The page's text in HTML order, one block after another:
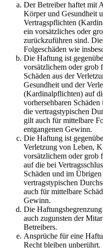
Der Betreiber haftet mit
Körper und Gesundheit
Vertragspflichten
ein vorsätzliches oder
zurückzuführen sind.
Folgeschäden wie
Die Haftung ist
vorsätzlichem oder grob
Schäden aus der
Gesundheit und der
(Kardinalpflichten) auf
vorhersehbaren
die vertragstypischen
gilt auch für mittelbare
entgangenen Gewinn.
Die Haftung ist
Verletzung von Leben,
vorsätzlichem oder grob
auf die bei
Schäden und im
vertragstypischen
auch für mittelbare
Gewinn.
Die
auch zugunsten der
Betreibers.
Ansprüche für eine
Recht bleiben unberührt.